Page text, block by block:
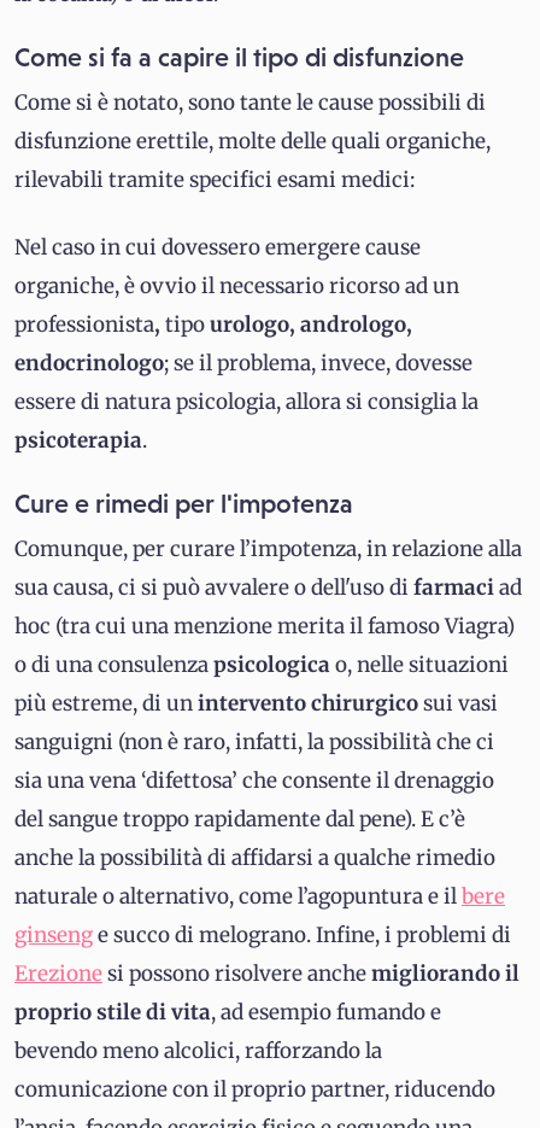
Come si fa a capire il tipo di disfunzione
Come si è notato, sono tante le cause possibili di
disfunzione erettile, molte delle quali organiche,
rilevabili tramite specifici esami medici:
Nel caso in cui dovessero emergere cause
organiche, è ovvio il necessario ricorso ad un
professionista, tipourologo, andrologo,
endocrinologo; se il problema, invece, dovesse
essere di natura psicologia, allora si consiglia la
psicoterapia.
Cure e rimedi per l'impotenza
Comunque, per curare l’impotenza, in relazione alla
sua causa, ci si può avvalere o dell'uso di farmaciad
hoc (tra cui una menzione merita il famoso Viagra)
o di una consulenzapsicologicao, nelle situazioni
più estreme, di unintervento chirurgicosui vasi
sanguigni (non è raro, infatti, la possibilità che ci
sia una vena ‘difettosa’ che consente il drenaggio
del sangue troppo rapidamente dal pene). E c’è
anche la possibilità di affidarsi a qualche rimedio
naturale o alternativo, come l’agopuntura e ilbere
ginsenge succo di melograno. Infine, i problemi di
Erezionesi possono risolvere anchemigliorando il
proprio stile di vita, ad esempio fumando e
bevendo meno alcolici, rafforzando la
comunicazione con il proprio partner, riducendo